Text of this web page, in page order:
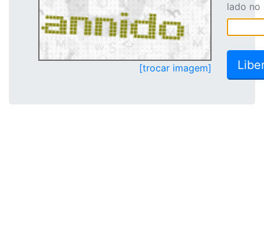
[trocar imagem]
lado no